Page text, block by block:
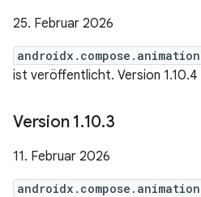
25. Februar 2026
ist veröffentlicht. Version
Version 1.10.3
11. Februar 2026